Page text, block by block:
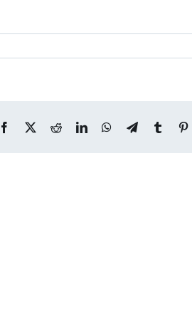
Facebook
X RedditLinkedInWhatsApp
TelegramTumblr